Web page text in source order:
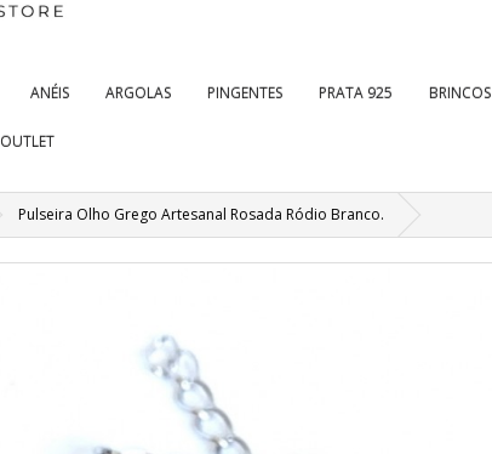
ANÉIS ARGOLAS PINGENTES PRATA 925 BRINCOS
OUTLET
Pulseira Olho Grego Artesanal Rosada Ródio Branco.